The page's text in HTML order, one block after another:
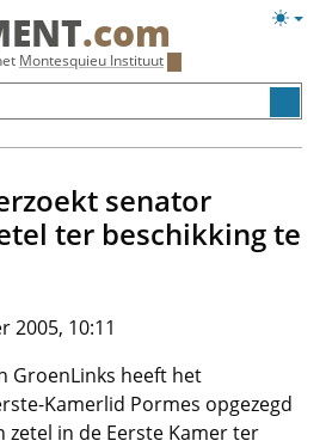
.com
Montesquieu Instituut
senator
ter beschikking te
2005, 10:11
GroenLinks heeft het
Kamerlid Pormes opgezegd
zetel in de Eerste Kamer ter